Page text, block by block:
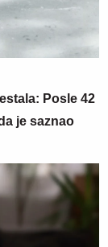
Posle 42
je saznao